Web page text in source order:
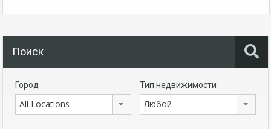
Поиск
Город
All Locations
Тип недвижимости
Любой